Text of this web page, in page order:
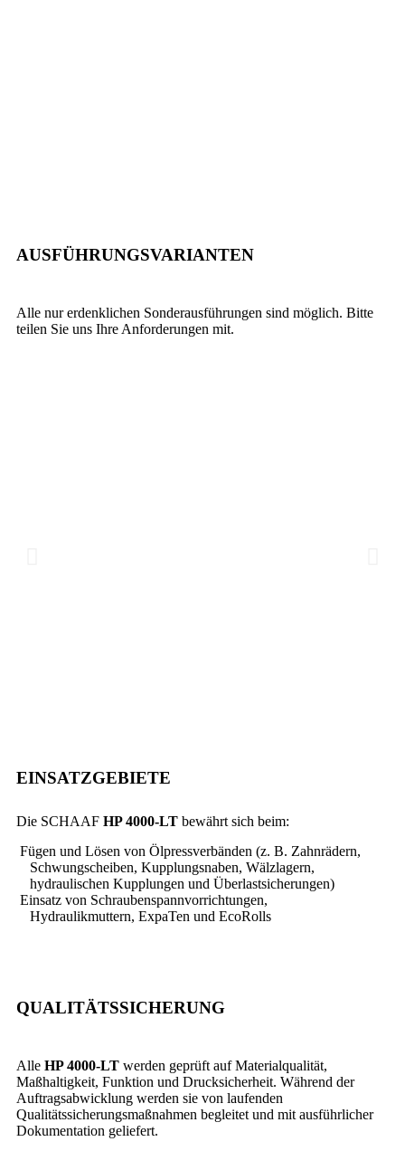
AUSFÜHRUNGSVARIANTEN
Alle nur erdenklichen Sonderausführungen sind möglich. Bitte
teilen Sie uns Ihre Anforderungen mit.
EINSATZGEBIETE
Die SCHAAF HP 4000-LT bewährt sich beim:
Fügen und Lösen von Ölpressverbänden (z. B. Zahnrädern,
Schwungscheiben, Kupplungsnaben, Wälzlagern,
hydraulischen Kupplungen und Überlastsicherungen)
Einsatz von Schraubenspannvorrichtungen,
Hydraulikmuttern, ExpaTen und EcoRolls
QUALITÄTSSICHERUNG
Alle HP 4000-LT werden geprüft auf Materialqualität,
Maßhaltigkeit, Funktion und Drucksicherheit. Während der
Auftragsabwicklung werden sie von laufenden
Qualitätssicherungsmaßnahmen begleitet und mit ausführlicher
Dokumentation geliefert.